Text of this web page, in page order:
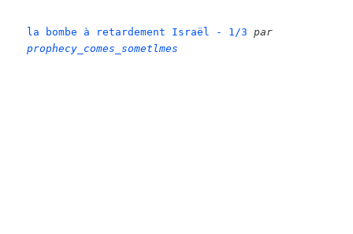
la bombe à retardement Israël - 1/3
par
prophecy_comes_sometlmes